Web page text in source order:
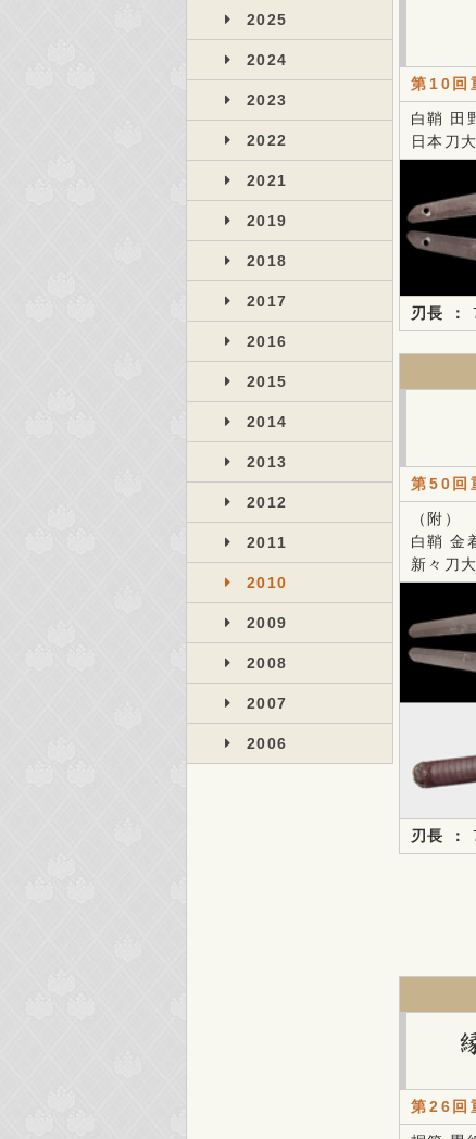
2025
2024
2023
2022
2021
2019
2018
2017
2016
2015
2014
2013
2012
2011
2010
2009
2008
2007
2006
第10回
白鞘 田
日本刀
刃長 ：
第50回
（附）
白鞘 金
新々刀
刃長 ：
第26回